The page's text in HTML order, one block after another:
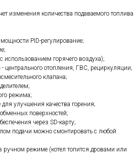
изменения количества подаваемого топлива
PID-регулирование;
использованием горячего воздуха);
центрального отопления, ГВС, рециркуляции;
клапана;
режима;
улучшения качества горения;
поверхностей;
через SD-карту;
подачи можно смонтировать с любой
ручном режиме (котел топится дровами или